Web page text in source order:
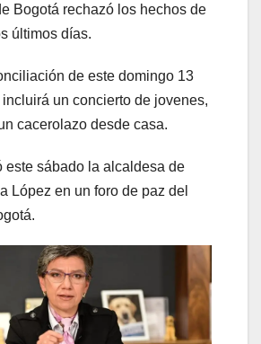
Bogotá rechazó los hechos de
últimos días.
de este domingo 13
un concierto de jovenes,
cacerolazo desde casa.
este sábado la alcaldesa de
López en un foro de paz del